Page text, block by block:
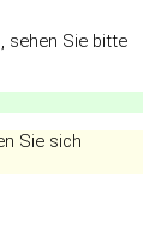
sehen Sie bitte
Sie sich